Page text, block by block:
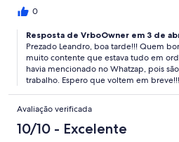
0
Resposta de VrboOwner em 3 de
Prezado Leandro, boa tarde!!! Quem
muito contente que estava tudo em
havia mencionado no Whatzap, pois
trabalho. Espero que voltem em
Avaliação verificada
10/10 - Excelente